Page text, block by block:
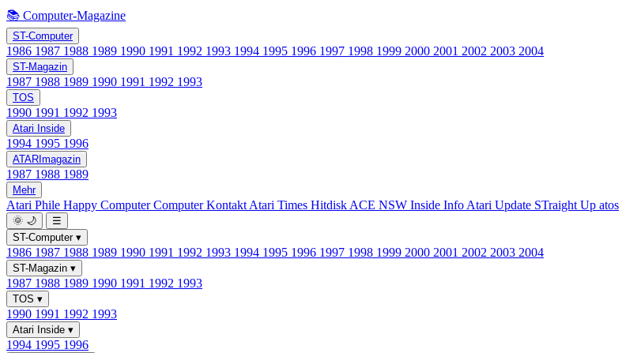
📚 Computer-Magazine
ST-Computer
1986 1987 1988 1989 1990 1991 1992 1993 1994 1995 1996 1997 1998 1999 2000 2001 2002 2003 2004
ST-Magazin
1987 1988 1989 1990 1991 1992 1993
TOS
1990 1991 1992 1993
Atari Inside
1994 1995 1996
ATARImagazin
1987 1988 1989
Mehr
Atari Phile Happy ComputerComputer Kontakt Atari Times Hitdisk ACE NSW Inside Info Atari Update STraight Up atos
🌞 🌙
☰
ST-Computer ▾
1986 1987 1988 1989 1990 1991 1992 1993 1994 1995 1996 1997 1998 1999 2000 2001 2002 2003 2004
ST-Magazin ▾
1987 1988 1989 1990 1991 1992 1993
TOS ▾
1990 1991 1992 1993
Atari Inside ▾
1994 1995 1996